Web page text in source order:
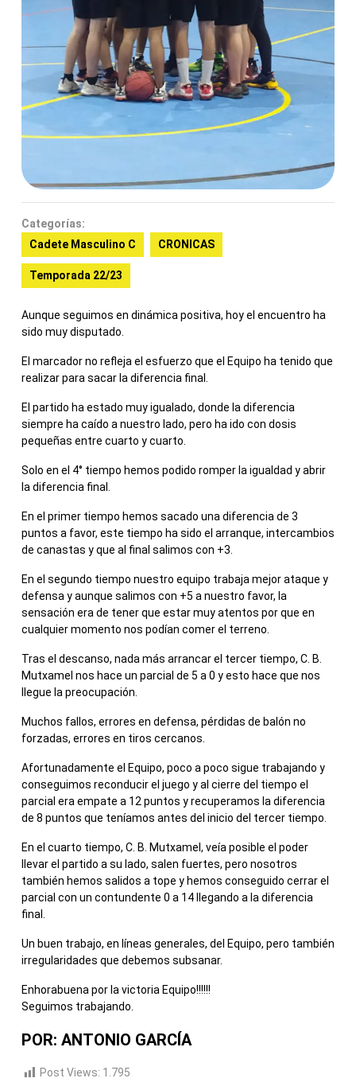
Categorías:
Cadete Masculino C
CRONICAS
Temporada 22/23
Aunque seguimos en dinámica positiva, hoy el encuentro ha
sido muy disputado.
El marcador no refleja el esfuerzo que el Equipo ha tenido que
realizar para sacar la diferencia final.
El partido ha estado muy igualado, donde la diferencia
siempre ha caído a nuestro lado, pero ha ido con dosis
pequeñas entre cuarto y cuarto.
Solo en el 4° tiempo hemos podido romper la igualdad y abrir
la diferencia final.
En el primer tiempo hemos sacado una diferencia de 3
puntos a favor, este tiempo ha sido el arranque, intercambios
de canastas y que al final salimos con +3.
En el segundo tiempo nuestro equipo trabaja mejor ataque y
defensa y aunque salimos con +5 a nuestro favor, la
sensación era de tener que estar muy atentos por que en
cualquier momento nos podían comer el terreno.
Tras el descanso, nada más arrancar el tercer tiempo, C. B.
Mutxamel nos hace un parcial de 5 a 0 y esto hace que nos
llegue la preocupación.
Muchos fallos, errores en defensa, pérdidas de balón no
forzadas, errores en tiros cercanos.
Afortunadamente el Equipo, poco a poco sigue trabajando y
conseguimos reconducir el juego y al cierre del tiempo el
parcial era empate a 12 puntos y recuperamos la diferencia
de 8 puntos que teníamos antes del inicio del tercer tiempo.
En el cuarto tiempo, C. B. Mutxamel, veía posible el poder
llevar el partido a su lado, salen fuertes, pero nosotros
también hemos salidos a tope y hemos conseguido cerrar el
parcial con un contundente 0 a 14 llegando a la diferencia
final.
Un buen trabajo, en líneas generales, del Equipo, pero también
irregularidades que debemos subsanar.
Enhorabuena por la victoria Equipo!!!!!!
Seguimos trabajando.
POR: ANTONIO GARCÍA
Post Views: 1.795